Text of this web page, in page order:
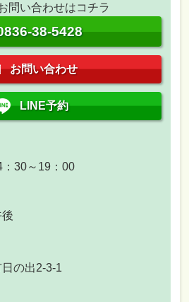
問い合わせはコチラ
38-5428
お問い合わせ
LINE予約
30～19：00
の出2-3-1